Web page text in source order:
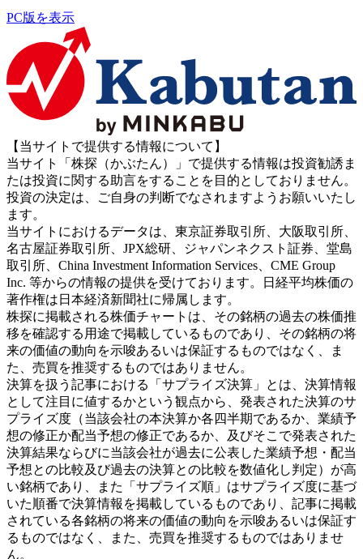
PC版を表示
【当サイトで提供する情報について】
当サイト「株探（かぶたん）」で提供する情報は投資勧誘ま
たは投資に関する助言をすることを目的としておりません。
投資の決定は、ご自身の判断でなされますようお願いいたし
ます。
当サイトにおけるデータは、東京証券取引所、大阪取引所、
名古屋証券取引所、JPX総研、ジャパンネクスト証券、堂島
取引所、China Investment Information Services、CME Group
Inc. 等からの情報の提供を受けております。日経平均株価の
著作権は日本経済新聞社に帰属します。
株探に掲載される株価チャートは、その銘柄の過去の株価推
移を確認する用途で掲載しているものであり、その銘柄の将
来の価値の動向を示唆あるいは保証するものではなく、ま
た、売買を推奨するものではありません。
決算を扱う記事における「サプライズ決算」とは、決算情報
として注目に値するかという観点から、発表された決算のサ
プライズ度（当該会社の本決算か各四半期であるか、業績予
想の修正か配当予想の修正であるか、及びそこで発表された
決算結果ならびに当該会社が過去に公表した業績予想・配当
予想との比較及び過去の決算との比較を数値化し判定）が高
い銘柄であり、また「サプライズ順」はサプライズ度に基づ
いた順番で決算情報を掲載しているものであり、記事に掲載
されている各銘柄の将来の価値の動向を示唆あるいは保証す
るものではなく、また、売買を推奨するものではありませ
ん。